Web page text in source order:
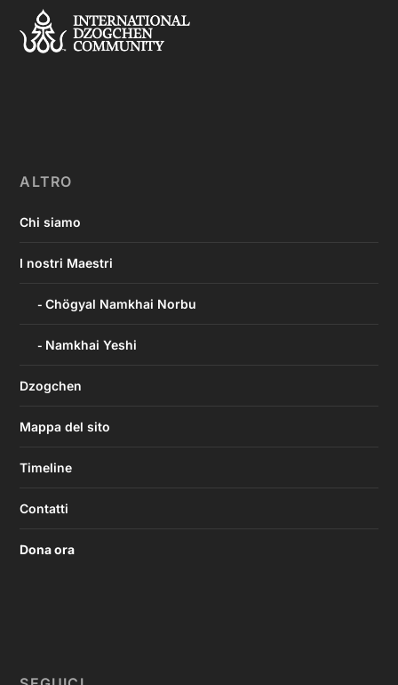
ALTRO
Chi siamo
I nostri Maestri
Chögyal Namkhai Norbu
Namkhai Yeshi
Dzogchen
Mappa del sito
Timeline
Contatti
Dona ora